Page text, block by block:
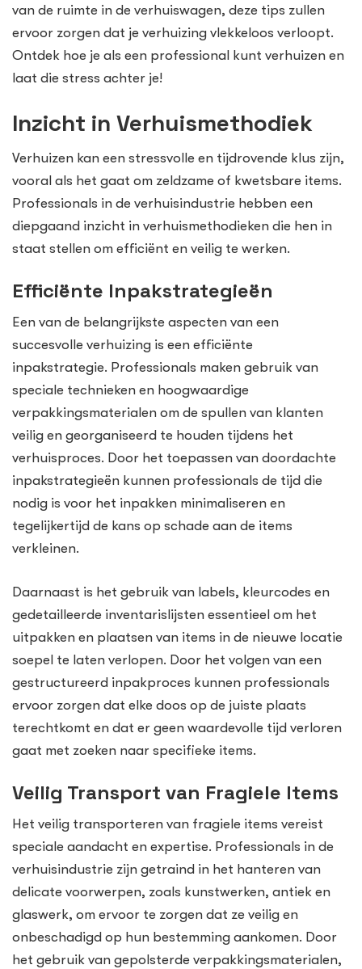
van de ruimte in de verhuiswagen, deze tips zullen
ervoor zorgen dat je verhuizing vlekkeloos verloopt.
Ontdek hoe je als een professional kunt verhuizen en
laat die stress achter je!
Inzicht in Verhuismethodiek
Verhuizen kan een stressvolle en tijdrovende klus zijn,
vooral als het gaat om zeldzame of kwetsbare items.
Professionals in de verhuisindustrie hebben een
diepgaand inzicht in verhuismethodieken die hen in
staat stellen om efficiënt en veilig te werken.
Efficiënte Inpakstrategieën
Een van de belangrijkste aspecten van een
succesvolle verhuizing is een efficiënte
inpakstrategie. Professionals maken gebruik van
speciale technieken en hoogwaardige
verpakkingsmaterialen om de spullen van klanten
veilig en georganiseerd te houden tijdens het
verhuisproces. Door het toepassen van doordachte
inpakstrategieën kunnen professionals de tijd die
nodig is voor het inpakken minimaliseren en
tegelijkertijd de kans op schade aan de items
verkleinen.
Daarnaast is het gebruik van labels, kleurcodes en
gedetailleerde inventarislijsten essentieel om het
uitpakken en plaatsen van items in de nieuwe locatie
soepel te laten verlopen. Door het volgen van een
gestructureerd inpakproces kunnen professionals
ervoor zorgen dat elke doos op de juiste plaats
terechtkomt en dat er geen waardevolle tijd verloren
gaat met zoeken naar specifieke items.
Veilig Transport van Fragiele Items
Het veilig transporteren van fragiele items vereist
speciale aandacht en expertise. Professionals in de
verhuisindustrie zijn getraind in het hanteren van
delicate voorwerpen, zoals kunstwerken, antiek en
glaswerk, om ervoor te zorgen dat ze veilig en
onbeschadigd op hun bestemming aankomen. Door
het gebruik van gepolsterde verpakkingsmaterialen,